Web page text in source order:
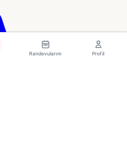
Randevularım Profil